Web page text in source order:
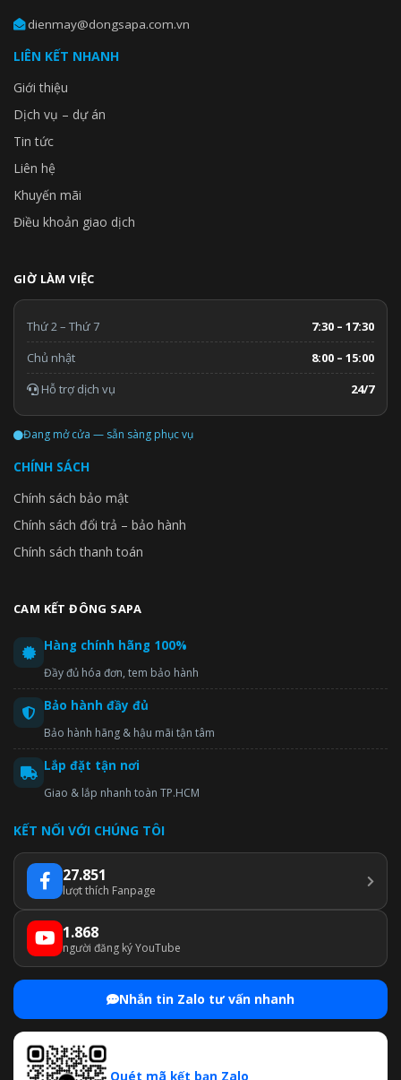
dienmay@dongsapa.com.vn
LIÊN KẾT NHANH
Giới thiệu
Dịch vụ – dự án
Tin tức
Liên hệ
Khuyến mãi
Điều khoản giao dịch
GIỜ LÀM VIỆC
Thứ 2 – Thứ 7
7:30 – 17:30
Chủ nhật
8:00 – 15:00
Hỗ trợ dịch vụ
24/7
Đang mở cửa — sẵn sàng phục vụ
CHÍNH SÁCH
Chính sách bảo mật
Chính sách đổi trả – bảo hành
Chính sách thanh toán
CAM KẾT ĐÔNG SAPA
Hàng chính hãng 100%
Đầy đủ hóa đơn, tem bảo hành
Bảo hành đầy đủ
Bảo hành hãng & hậu mãi tận tâm
Lắp đặt tận nơi
Giao & lắp nhanh toàn TP.HCM
KẾT NỐI VỚI CHÚNG TÔI
27.851
lượt thích Fanpage
1.868
người đăng ký YouTube
Nhắn tin Zalo tư vấn nhanh
Quét mã kết bạn Zalo